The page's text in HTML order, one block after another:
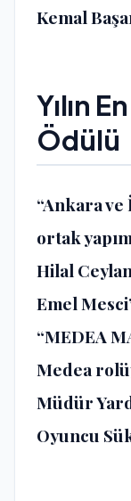
Kemal
Yılın
Ödülü
“Ankara
ortak
Hilal
Emel
“MEDEA
Medea
Müdür
Oyuncu